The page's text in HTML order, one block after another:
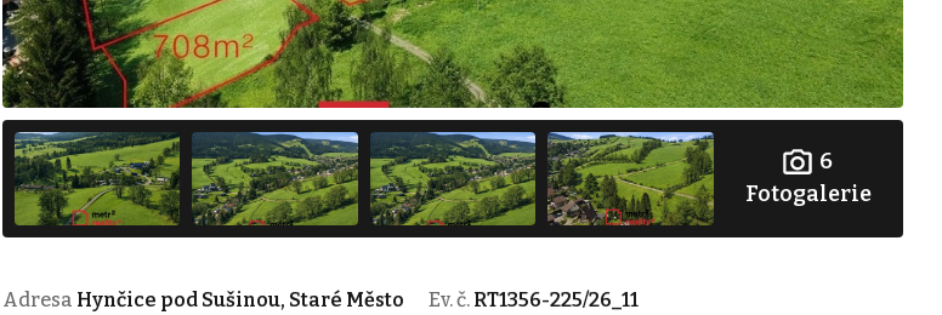
6
Fotogalerie
Adresa Hynčice pod Sušinou, Staré Město Ev. č. RT1356-225/26_11